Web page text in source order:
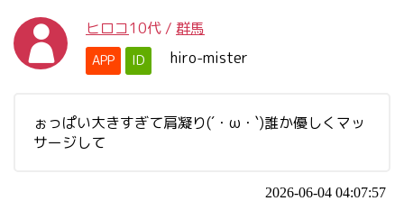
ヒロコ10代 / 群馬
APP ID hiro-mister
ぉっぱい大きすぎて肩凝り(´・ω・`)誰か優しくマッ
サージして
2026-06-04 04:07:57